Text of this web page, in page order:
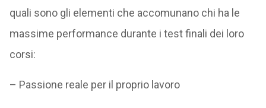
quali sono gli elementi che accomunano chi ha le
massime performance durante i test finali dei loro
corsi:
– Passione reale per il proprio lavoro